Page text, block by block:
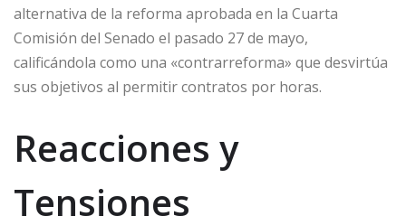
alternativa de la reforma aprobada en la Cuarta
Comisión del Senado el pasado 27 de mayo,
calificándola como una «contrarreforma» que desvirtúa
sus objetivos al permitir contratos por horas.
Reacciones y
Tensiones